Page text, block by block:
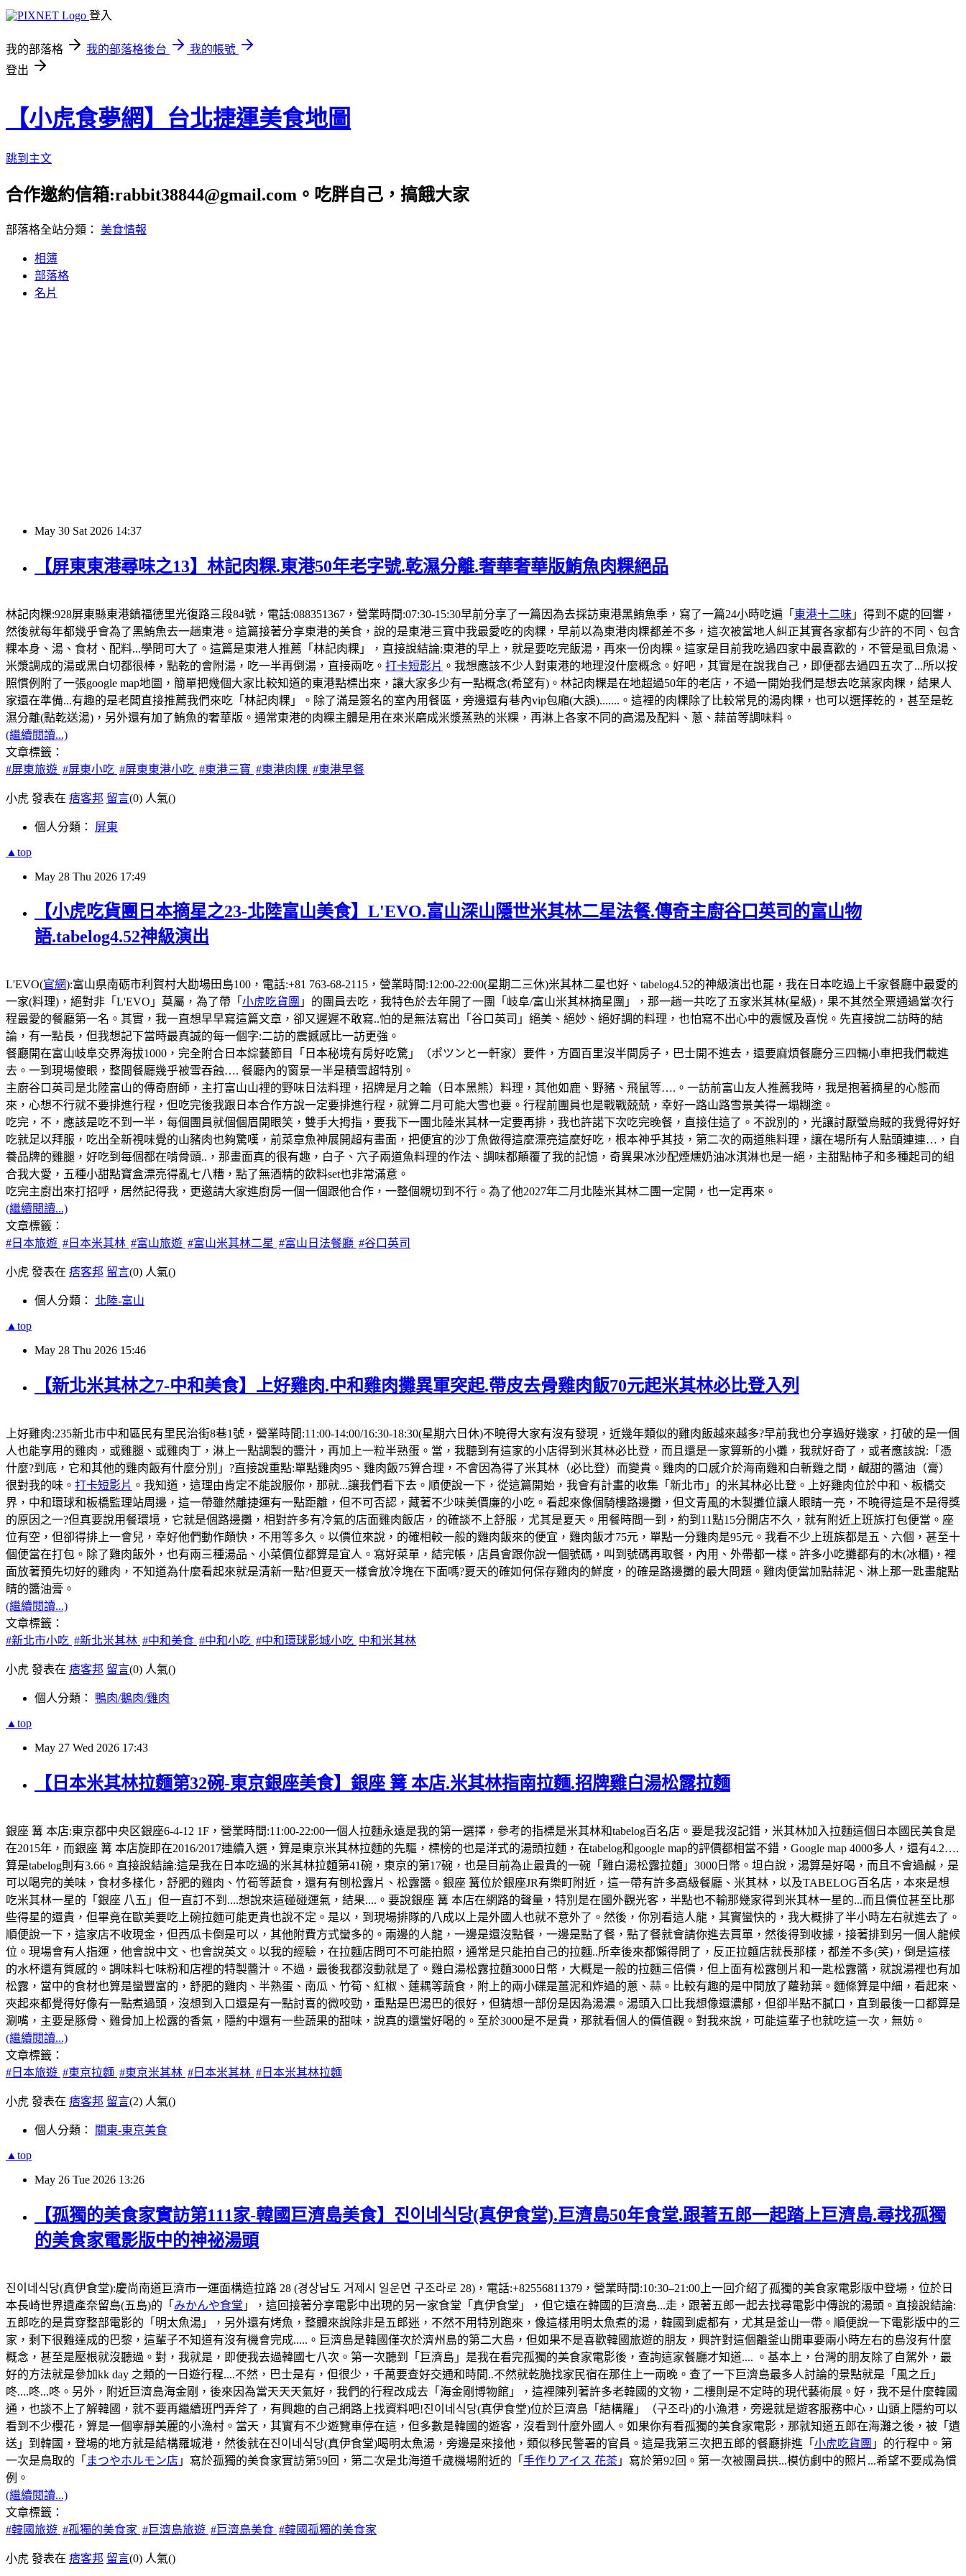
登入
我的部落格 我的部落格後台
我的帳號
登出
【小虎食夢網】台北捷運美食地圖
跳到主文
合作邀約信箱:rabbit38844@gmail.com。吃胖自己，搞餓大家
部落格全站分類： 美食情報
相簿
部落格
名片
May 30 Sat 2026 14:37
【屏東東港尋味之13】林記肉粿.東港50年老字號.乾濕分離.奢華奢華版鮪魚肉粿絕品
林記肉粿:928屏東縣東港鎮福德里光復路三段84號，電話:088351367，營業時間:07:30-15:30早前分享了一篇因為去採訪東港黑鮪魚季，寫了一篇24小時吃遍「 東港十二味 」得到不處的回響，
然後就每年都幾乎會為了黑鮪魚去一趟東港。這篇接著分享東港的美食，說的是東港三寶中我最愛吃的肉粿，早前以為東港肉粿都差不多，這次被當地人糾正其實各家都有少許的不同、包含
粿本身、湯、食材、配料...學問可大了。這篇是東港人推薦「林記肉粿」，直接說結論:東港的早上，就是要吃完飯湯，再來一份肉粿。這家是目前我吃過四家中最喜歡的，不管是虱目魚湯、
米漿調成的湯或黑白切都很棒，點乾的會附湯，吃一半再倒湯，直接兩吃。 打卡短影片 。我想應該不少人對東港的地理沒什麼概念。好吧，其實是在說我自己，即便都去過四五次了...所以按
照慣例附了一張google map地圖，簡單把幾個大家比較知道的東港點標出來，讓大家多少有一點概念(希望有)。林記肉粿是在地超過50年的老店，不過一開始我們是想去吃葉家肉粿，結果人
家還在準備...有趣的是老闆直接推薦我們來吃「林記肉粿」。除了滿是簽名的室內用餐區，旁邊還有巷內vip包廂(大誤).......。這裡的肉粿除了比較常見的湯肉粿，也可以選擇乾的，甚至是乾
濕分離(點乾送湯)，另外還有加了鮪魚的奢華版。通常東港的肉粿主體是用在來米磨成米漿蒸熟的米粿，再淋上各家不同的高湯及配料、蔥、蒜苗等調味料。
(繼續閱讀...)
文章標籤：
#屏東旅遊 #屏東小吃 #屏東東港小吃 #東港三寶 #東港肉粿 #東港早餐
小虎 發表在 痞客邦 留言(0) 人氣()
個人分類： 屏東
▲top
May 28 Thu 2026 17:49
【小虎吃貨團日本摘星之23-北陸富山美食】L'EVO.富山深山隱世米其林二星法餐.傳奇主廚谷口英司的富山物
語.tabelog4.52神級演出
L'EVO(官網):富山県南砺市利賀村大勘場田島100，電話:+81 763-68-2115，營業時間:12:00-22:00(星期二三休)米其林二星也好、tabelog4.52的神級演出也罷，我在日本吃過上千家餐廳中最愛的
一家(料理)，絕對非「L'EVO」莫屬，為了帶「 小虎吃貨團 」的團員去吃，我特色於去年開了一團「岐阜/富山米其林摘星團」，那一趟一共吃了五家米其林(星級)，果不其然全票通過當次行
程最愛的餐廳第一名。其實，我一直想早早寫這篇文章，卻又遲遲不敢寫..怕的是無法寫出「谷口英司」絕美、絕妙、絕好調的料理，也怕寫不出心中的震憾及喜悅。先直接說二訪時的結
論，有一點長，但我想記下當時最真誠的每一個字:二訪的震撼感比一訪更強。
餐廳開在富山岐阜交界海拔1000，完全附合日本綜藝節目「日本秘境有房好吃驚」（ポツンと一軒家）要件，方圓百里沒半間房子，巴士開不進去，還要麻煩餐廳分三四輛小車把我們載進
去。一到現場傻眼，整間餐廳幾乎被雪吞蝕…. 餐廳內的窗景一半是積雪超特別。
主廚谷口英司是北陸富山的傳奇廚師，主打富山山𥚃的野味日法料理，招牌是月之輪（日本黑熊）料理，其他如鹿、野豬、飛鼠等….。一訪前富山友人推薦我時，我是抱著摘星的心態而
來，心想不行就不要排進行程，但吃完後我跟日本合作方說一定要排進行程，就算二月可能大雪也要。行程前團員也是戰戰兢兢，幸好一路山路雪景美得一塌糊塗。
吃完，不，應該是吃不到一半，每個團員就個個眉開眼笑，雙手大拇指，要我下一團北陸米其林一定要再排，我也許諾下次吃完晚餐，直接住這了。不說別的，光讓討厭螢烏賊的我覺得好好
吃就足以拜服，吃出全新視味覺的山豬肉也夠驚嘆，前菜章魚神展開超有畫面，把便宜的沙丁魚做得這麼漂亮這麼好吃，根本神乎其技，第二次的兩道熊料理，讓在場所有人點頭連連…，自
養品牌的雞腿，好吃到每個都在啃骨頭..，那畫面真的很有趣，白子、穴子兩道魚料理的作法、調味都顛覆了我的記憶，奇異果冰沙配煙燻奶油冰淇淋也是一絕，主甜點柿子和多種起司的組
合我大愛，五種小甜點寶盒漂亮得亂七八糟，點了無酒精的飲料set也非常滿意。
吃完主廚出來打招呼，居然記得我，更邀請大家進廚房一個一個跟他合作，一整個親切到不行。為了他2027年二月北陸米其林二團一定開，也一定再來。
(繼續閱讀...)
文章標籤：
#日本旅遊 #日本米其林 #富山旅遊 #富山米其林二星 #富山日法餐廳 #谷口英司
小虎 發表在 痞客邦 留言(0) 人氣()
個人分類： 北陸-富山
▲top
May 28 Thu 2026 15:46
【新北米其林之7-中和美食】上好雞肉.中和雞肉攤異軍突起.帶皮去骨雞肉飯70元起米其林必比登入列
上好雞肉:235新北市中和區民有里民治街8巷1號，營業時間:11:00-14:00/16:30-18:30(星期六日休)不曉得大家有沒有發現，近幾年類似的雞肉飯越來越多?早前我也分享過好幾家，打破的是一個
人也能享用的雞肉，或雞腿、或雞肉丁，淋上一點調製的醬汁，再加上一粒半熟蛋。當，我聽到有這家的小店得到米其林必比登，而且還是一家算新的小攤，我就好奇了，或者應該說:「憑
什麼?到底，它和其他的雞肉飯有什麼分別」?直接說重點:單點雞肉95、雞肉飯75算合理，不會因為得了米其林（必比登）而變貴。雞肉的口感介於海南雞和白斬雞之間，鹹甜的醬油（膏）
很對我的味。 打卡短影片 。我知道，這理由肯定不能說服你，那就...讓我們看下去。順便說一下，從這篇開始，我會有計畫的收集「新北市」的米其林必比登。上好雞肉位於中和、板橋交
界，中和環球和板橋監理站周邊，這一帶雖然離捷運有一點距離，但不可否認，藏著不少味美價廉的小吃。看起來像個騎樓路邊攤，但文青風的木製攤位讓人眼睛一亮，不曉得這是不是得獎
的原因之一?但真要說用餐環境，它就是個路邊攤，相對許多有冷氣的店面雞肉飯店，的確談不上舒服，尤其是夏天。用餐時間一到，約到11點15分開店不久，就有附近上班族打包便當。座
位有空，但卻得排上一會兒，幸好他們動作頗快，不用等多久。以價位來說，的確相較一般的雞肉飯來的便宜，雞肉飯才75元，單點一分雞肉是95元。我看不少上班族都是五、六個，甚至十
個便當在打包。除了雞肉飯外，也有兩三種湯品、小菜價位都算是宜人。寫好菜單，結完帳，店員會跟你說一個號碼，叫到號碼再取餐，內用、外帶都一樣。許多小吃攤都有的木(冰櫃)，裡
面放著預先切好的雞肉，不知道為什麼看起來就是清新一點?但夏天一樣會放冷塊在下面嗎?夏天的確如何保存雞肉的鮮度，的確是路邊攤的最大問題。雞肉便當加點蒜泥、淋上那一匙畫龍點
睛的醬油膏。
(繼續閱讀...)
文章標籤：
#新北市小吃 #新北米其林 #中和美食 #中和小吃 #中和環球影城小吃 中和米其林
小虎 發表在 痞客邦 留言(0) 人氣()
個人分類： 鴨肉/鵝肉/雞肉
▲top
May 27 Wed 2026 17:43
【日本米其林拉麵第32碗-東京銀座美食】銀座 篝 本店.米其林指南拉麵.招牌雞白湯松露拉麵
銀座 篝 本店:東京都中央区銀座6-4-12 1F，營業時間:11:00-22:00一個人拉麵永遠是我的第一選擇，參考的指標是米其林和tabelog百名店。要是我沒記錯，米其林加入拉麵這個日本國民美食是
在2015年，而銀座 篝 本店旋即在2016/2017連續入選，算是東京米其林拉麵的先驅，標榜的也是洋式的湯頭拉麵，在tabelog和google map的評價都相當不錯，Google map 4000多人，還有4.2….
算是tabelog則有3.66。直接說結論:這是我在日本吃過的米其林拉麵第41碗，東京的第17碗，也是目前為止最貴的一碗「雞白湯松露拉麵」3000日幣。坦白說，湯算是好喝，而且不會過鹹，是
可以喝完的美味，食材多樣化，舒肥的雞肉、竹筍等蔬食，還有有刨松露片、松露醬。銀座 篝位於銀座JR有樂町附近，這一帶有許多高級餐廳、米其林，以及TABELOG百名店，本來是想
吃米其林一星的「銀座 八五」但一直訂不到....想說來這碰碰運氣，結果....。要說銀座 篝 本店在網路的聲量，特別是在國外觀光客，半點也不輸那幾家得到米其林一星的...而且價位甚至比那
些得星的還貴，但畢竟在歐美要吃上碗拉麵可能更貴也說不定。是以，到現場排隊的八成以上是外國人也就不意外了。然後，你別看這人龍，其實蠻快的，我大概排了半小時左右就進去了。
順便說一下，這家店不收現金，但西瓜卡倒是可以，其他附費方式蠻多的。兩邊的人龍，一邊是還沒點餐，一邊是點了餐，點了餐就會請你進去買單，然後得到收據，接著排到另一個人龍候
位。現場會有人指運，他會說中文、也會說英文。以我的經驗，在拉麵店問可不可能拍照，通常是只能拍自己的拉麵..所幸後來都懶得問了，反正拉麵店就長那樣，都差不多(笑)，倒是這樣
的水杯還有質感的。調味料七味粉和店裡的特製醬汁。不過，最後我都沒動就是了。雞白湯松露拉麵3000日幣，大概是一般的拉麵三倍價，但上面有松露刨片和一匙松露醬，就說湯裡也有加
松露，當中的食材也算是蠻豐富的，舒肥的雞肉、半熟蛋、南瓜、竹筍、紅椒、蓮耦等蔬食，附上的兩小碟是薑泥和炸過的蔥、蒜。比較有趣的是中間放了蘿勃葉。麵條算是中細，看起來、
夾起來都覺得好像有一點煮過頭，沒想到入口還是有一點討喜的微咬勁，重點是巴湯巴的很好，但猜想一部份是因為湯濃。湯頭入口比我想像還濃郁，但卻半點不膩口，直到最後一口都算是
涮嘴，主要是豚骨、雞骨加上松露的香氣，隱約中還有一些蔬果的甜味，說真的還蠻好喝的。至於3000是不是貴，那就看個人的價值觀。對我來說，可能這輩子也就吃這一次，無妨。
(繼續閱讀...)
文章標籤：
#日本旅遊 #東京拉麵 #東京米其林 #日本米其林 #日本米其林拉麵
小虎 發表在 痞客邦 留言(2) 人氣()
個人分類： 關東-東京美食
▲top
May 26 Tue 2026 13:26
【孤獨的美食家實訪第111家-韓國巨濟島美食】진이네식당(真伊食堂).巨濟島50年食堂.跟著五郎一起踏上巨濟島.尋找孤獨
的美食家電影版中的神祕湯頭
진이네식당(真伊食堂):慶尚南道巨濟市一運面構造拉路 28 (경상남도 거제시 일운면 구조라로 28)，電話:+82556811379，營業時間:10:30–21:00上一回介紹了孤獨的美食家電影版中登場，位於日
本長崎世界遺產奈留島(五島)的「 みかんや食堂 」，這回接著分享電影中出現的另一家食堂「真伊食堂」，但它遠在韓國的巨濟島...走，跟著五郎一起去找尋電影中傳說的湯頭。直接說結論:
五郎吃的是貫穿整部電影的「明太魚湯」，另外還有烤魚，整體來說除非是五郎迷，不然不用特別跑來，像這樣用明太魚煮的湯，韓國到處都有，尤其是釜山一帶。順便說一下電影版中的三
家，剩下很難達成的巴黎，這輩子不知道有沒有機會完成.....。巨濟島是韓國僅次於濟州島的第二大島，但如果不是喜歡韓國旅遊的朋友，興許對這個離釜山開車要兩小時左右的島沒有什麼
概念，甚至是壓根就沒聽過。對，我就是，即便我去過韓國七八次。第一次聽到「巨濟島」是我在看完孤獨的美食家電影後，查詢這家餐廳才知道.... 。基本上，台灣的朋友除了自駕外，最
好的方法就是參加kk day 之類的一日遊行程....不然，巴士是有，但很少，千萬要查好交通和時間..不然就乾脆找家民宿在那住上一兩晚。查了一下巨濟島最多人討論的景點就是「風之丘」
咚....咚...咚。另外，附近巨濟島海金剛，後來因為當天天天氣好，我們的行程改成去「海金剛博物館」，這裡陳列著許多老韓國的文物，二樓則是不定時的現代藝術展。好，我不是什麼韓國
通，也談不上了解韓國，就不要再繼續班門弄斧了，有興趣的自己網路上找資料吧!진이네식당(真伊食堂)位於巨濟島「結構羅」（구조라)的小漁港，旁邊就是遊客服務中心，山頭上隱約可以
看到不少櫻花，算是一個寧靜美麗的小漁村。當天，其實有不少遊覽車停在這，但多數是韓國的遊客，沒看到什麼外國人。如果你有看孤獨的美食家電影，那就知道五郎在海灘之後，被「遺
送」到韓國，登場的地方就是結構羅城港，然後就在진이네식당(真伊食堂)喝明太魚湯，旁邊是來接他，類似移民警署的官員。這是我第三次把五郎的餐廳排進「 小虎吃貨團 」的行程中。第
一次是鳥取的「 まつやホルモン店 」寫於孤獨的美食家實訪第59回，第二次是北海道千歲機場附近的「 手作りアイス 花茶 」寫於第92回。第一次被團員拱...模仿劇中的照片...希望不要成為慣
例。
(繼續閱讀...)
文章標籤：
#韓國旅遊 #孤獨的美食家 #巨濟島旅遊 #巨濟島美食 #韓國孤獨的美食家
小虎 發表在 痞客邦 留言(0) 人氣()